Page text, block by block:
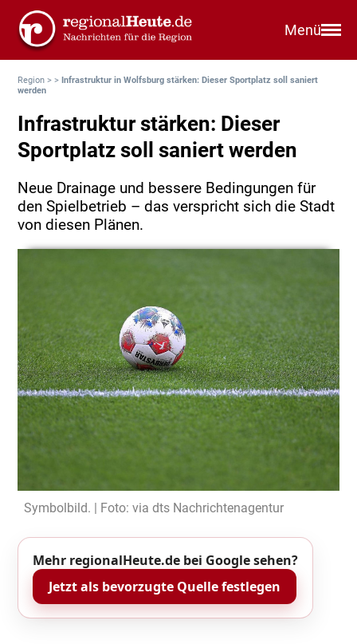
Menü
Region >>Infrastruktur in Wolfsburg stärken: Dieser Sportplatz soll saniert
werden
Infrastruktur stärken: Dieser
Sportplatz soll saniert werden
Neue Drainage und bessere Bedingungen für
den Spielbetrieb – das verspricht sich die Stadt
von diesen Plänen.
Symbolbild. | Foto: via dts Nachrichtenagentur
Mehr regionalHeute.de bei Google sehen?
Jetzt als bevorzugte Quelle festlegen